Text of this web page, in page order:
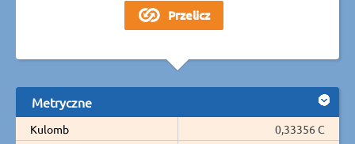
Metryczne
Kulomb
0,33356 C